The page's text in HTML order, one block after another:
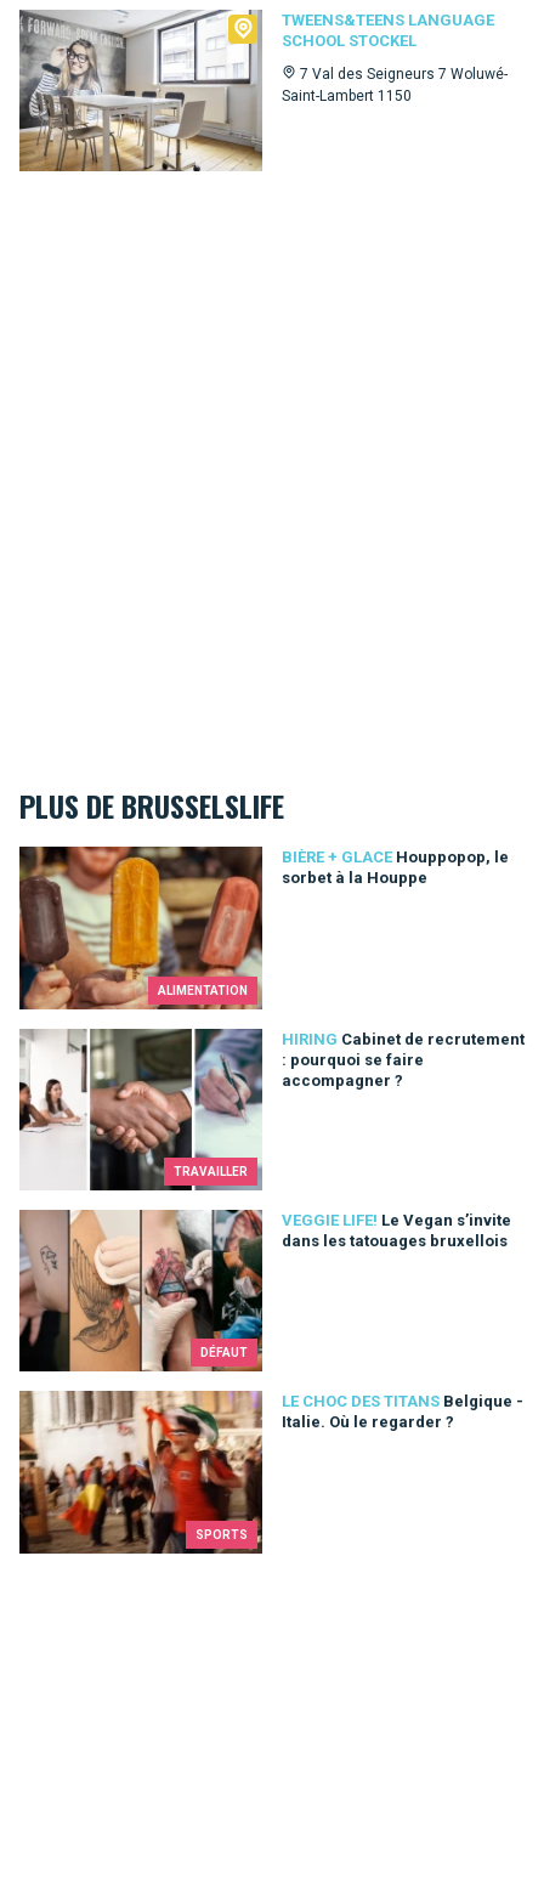
TWEENS&TEENS LANGUAGE
SCHOOL STOCKEL
7 Val des Seigneurs 7 Woluwé-
Saint-Lambert 1150
Tweens&Teens language school Stockel
PLUS DE BRUSSELSLIFE
ALIMENTATION
BIÈRE + GLACE Houppopop, le
sorbet à la Houppe
Houppopop, le sorbet à la Houppe
TRAVAILLER
HIRING Cabinet de recrutement
: pourquoi se faire
accompagner ?
Cabinet de recrutement : pourquoi se faire accompagner ?
DÉFAUT
VEGGIE LIFE! Le Vegan s’invite
dans les tatouages bruxellois
Le Vegan s’invite dans les tatouages bruxellois
SPORTS
LE CHOC DES TITANS Belgique -
Italie. Où le regarder ?
Belgique - Italie. Où le regarder ?